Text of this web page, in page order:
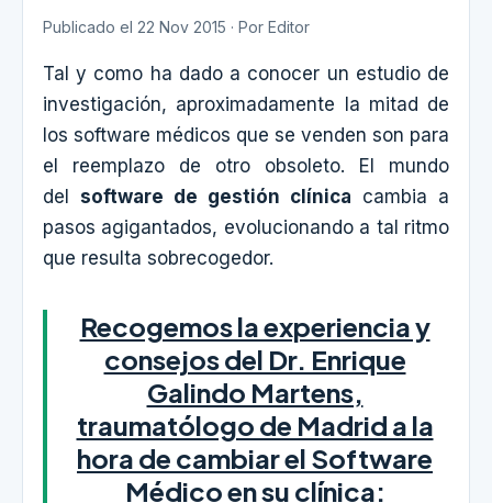
Publicado el 22 Nov 2015 · Por Editor
Tal y como ha dado a conocer un estudio de
investigación, aproximadamente la mitad de
los software médicos que se venden son para
el reemplazo de otro obsoleto. El mundo
del software de gestión clínica cambia a
pasos agigantados, evolucionando a tal ritmo
que resulta sobrecogedor.
Recogemos la experiencia y
consejos del Dr. Enrique
Galindo Martens,
traumatólogo de Madrid a la
hora de cambiar el Software
Médico en su clínica: